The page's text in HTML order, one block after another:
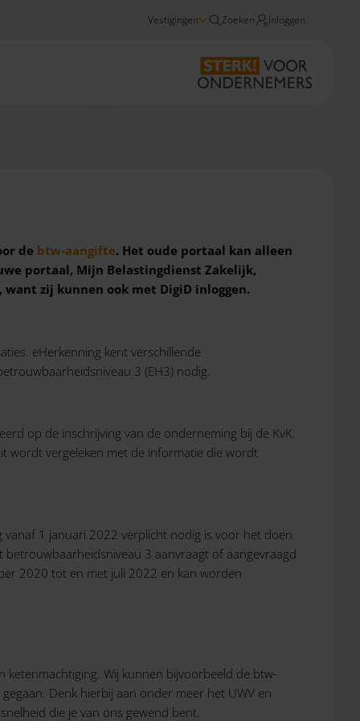
Vestigingen Zoeken Inloggen
Vanaf 2022 eHerkenning nodig voor btw-aangifte
de btw-aangifte. Het oude portaal kan alleen
portaal, Mijn Belastingdienst Zakelijk,
zij kunnen ook met DigiD inloggen.
eHerkenning kent verschillende
3 (EH3) nodig.
op de inschrijving van de onderneming bij de KvK.
wordt vergeleken met de informatie die wordt
1 januari 2022 verplicht nodig is voor het doen
betrouwbaarheidsniveau 3 aanvraagt of aangevraagd
2020 tot en met juli 2022 en kan worden
Wij kunnen bijvoorbeeld de btw-
Denk hierbij aan onder meer het UWV en
die je van ons gewend bent.